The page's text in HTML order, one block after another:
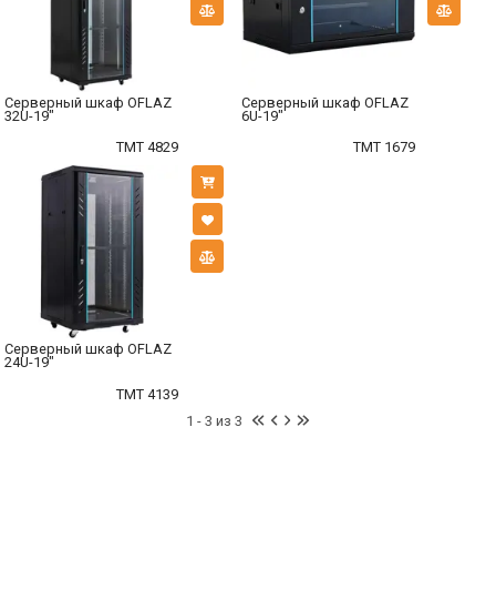
Серверный шкаф OFLAZ
32U-19"
TMT 4829
Серверный шкаф OFLAZ
6U-19"
TMT 1679
Серверный шкаф OFLAZ
24U-19"
TMT 4139
1 - 3 из 3